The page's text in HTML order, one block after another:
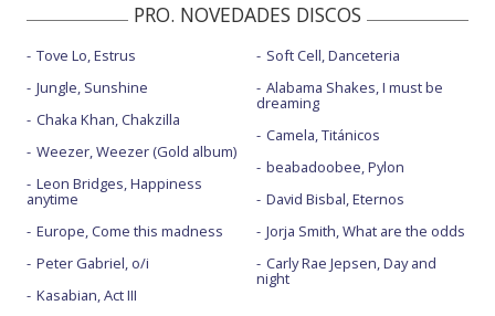
PRO. NOVEDADES DISCOS
Tove Lo, Estrus
Jungle, Sunshine
Chaka Khan, Chakzilla
Weezer, Weezer (Gold album)
Leon Bridges, Happiness
anytime
Europe, Come this madness
Peter Gabriel, o/i
Kasabian, Act III
Soft Cell, Danceteria
Alabama Shakes, I must be
dreaming
Camela, Titánicos
beabadoobee, Pylon
David Bisbal, Eternos
Jorja Smith, What are the odds
Carly Rae Jepsen, Day and
night